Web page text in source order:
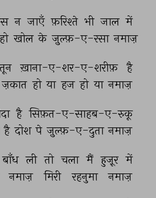
न जाएँ फ़रिश्ते भी जाल में
हो खोल के ज़ुल्फ़-ए-रसा नमाज़
ख़ाना-ए-शर-ए-शरीफ़ है
ज़कात हो या हज हो या नमाज़
है सिफ़त-ए-साहब-ए-रुकू
है दोश पे ज़ुल्फ़-ए-दुता नमाज़
बाँध ली तो चला मैं हुज़ूर में
नमाज़ मिरी रहनुमा नमाज़